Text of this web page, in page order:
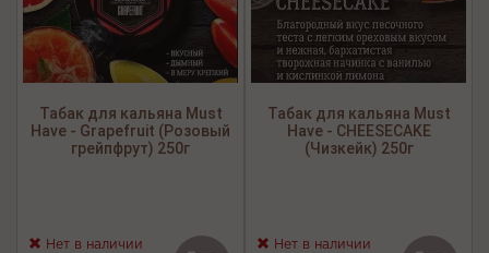
Табак для кальяна Must
Have - Grapefruit (Розовый
грейпфрут) 250г
Нет в наличии
Табак для кальяна Must
Have - CHEESECAKE
(Чизкейк) 250г
Нет в наличии